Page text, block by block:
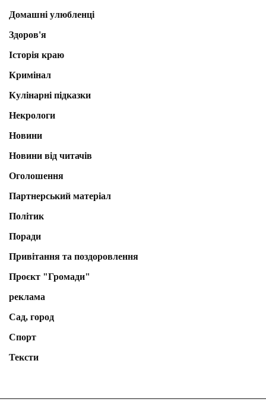
Домашні улюбленці
Здоров'я
Історія краю
Кримінал
Кулінарні підказки
Некрологи
Новини
Новини від читачів
Оголошення
Партнерський матеріал
Політик
Поради
Привітання та поздоровлення
Проєкт "Громади"
реклама
Сад, город
Спорт
Тексти